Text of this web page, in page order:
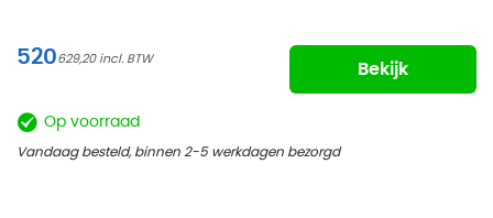
520629,20
Bekijk
Op voorraad
Vandaag besteld, binnen 2-5 werkdagen bezorgd